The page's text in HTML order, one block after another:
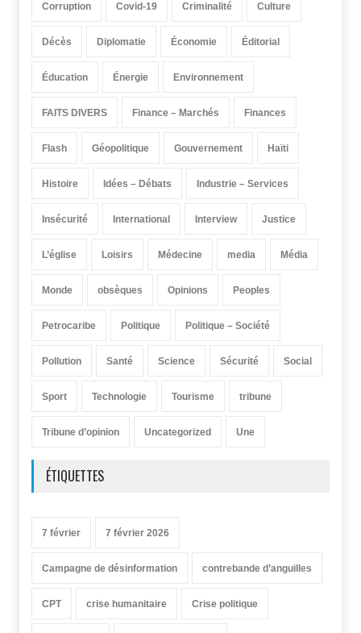
Corruption Covid-19 Criminalité Culture
Décès Diplomatie Économie Éditorial
Éducation Énergie Environnement
FAITS DIVERS Finance – Marchés Finances
Flash Géopolitique Gouvernement Haïti
Histoire Idées – Débats Industrie – Services
Insécurité International Interview Justice
L’église Loisirs Médecine media Média
Monde obsèques Opinions Peoples
Petrocaribe Politique Politique – Société
Pollution Santé Science Sécurité Social
Sport Technologie Tourisme tribune
Tribune d’opinion Uncategorized Une
ÉTIQUETTES
7 février 7 février 2026
Campagne de désinformation contrebande d’anguilles
CPT crise humanitaire Crise politique